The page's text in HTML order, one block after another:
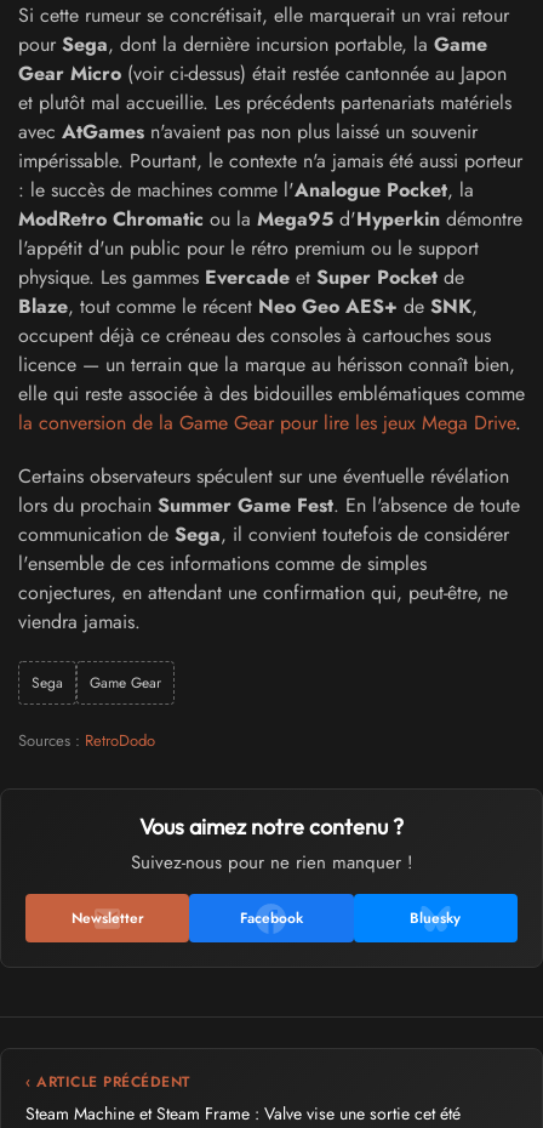
Si cette rumeur se concrétisait, elle marquerait un vrai retour
pour Sega, dont la dernière incursion portable, la Game
Gear Micro (voir ci-dessus) était restée cantonnée au Japon
et plutôt mal accueillie. Les précédents partenariats matériels
avec AtGames n'avaient pas non plus laissé un souvenir
impérissable. Pourtant, le contexte n'a jamais été aussi porteur
: le succès de machines comme l'Analogue Pocket, la
ModRetro Chromatic ou la Mega95 d'Hyperkin démontre
l'appétit d'un public pour le rétro premium ou le support
physique. Les gammes Evercade et Super Pocket de
Blaze, tout comme le récent Neo Geo AES+ de SNK,
occupent déjà ce créneau des consoles à cartouches sous
licence — un terrain que la marque au hérisson connaît bien,
elle qui reste associée à des bidouilles emblématiques comme
la conversion de la Game Gear pour lire les jeux Mega Drive.
Certains observateurs spéculent sur une éventuelle révélation
lors du prochain Summer Game Fest. En l'absence de toute
communication de Sega, il convient toutefois de considérer
l'ensemble de ces informations comme de simples
conjectures, en attendant une confirmation qui, peut-être, ne
viendra jamais.
Sega Game Gear
Sources : RetroDodo
Vous aimez notre contenu ?
Suivez-nous pour ne rien manquer !
Newsletter Facebook Bluesky
‹ ARTICLE PRÉCÉDENT
Steam Machine et Steam Frame : Valve vise une sortie cet été